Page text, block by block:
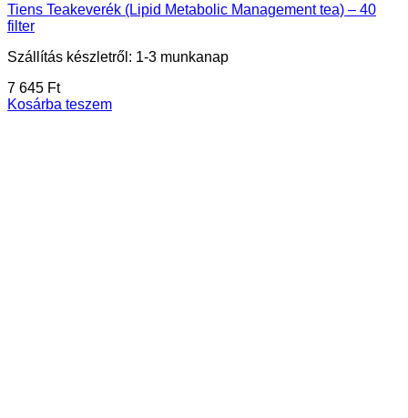
Tiens Teakeverék (Lipid Metabolic Management tea) – 40
filter
Szállítás készletről: 1-3 munkanap
7 645 Ft
Kosárba teszem